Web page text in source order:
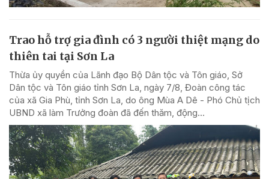
Trao hỗ trợ gia đình có 3 người thiệt mạng do
thiên tai tại Sơn La
Thừa ủy quyền của Lãnh đạo Bộ Dân tộc và Tôn giáo, Sở
Dân tộc và Tôn giáo tỉnh Sơn La, ngày 7/8, Đoàn công tác
của xã Gia Phù, tỉnh Sơn La, do ông Mùa A Dê - Phó Chủ tịch
UBND xã làm Trưởng đoàn đã đến thăm, động...